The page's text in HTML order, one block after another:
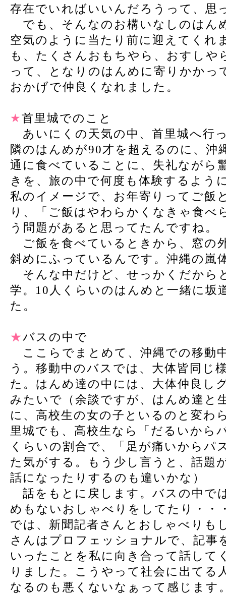
存在でいればいいんだろうって、思
でも、そんなのお構いなしのはん
空気のように当たり前に迎えてくれ
も、たくさんおもちやら、おすしや
って、となりのはんめに寄りかかっ
おかげで仲良くなれました。
★首里城でのこと
あいにくの天気の中、首里城へ行
隣のはんめが90才を超えるのに、沖
通に食べていることに、失礼ながら
きを、旅の中で何度も体験するよう
私のイメージで、お年寄りってご飯
り、「ご飯はやわらかくなきゃ食べ
う問題があると思ってたんですね。
ご飯を食べているときから、窓の
斜めにふっているんです。沖縄の嵐
そんな中だけど、せっかくだから
学。10人くらいのはんめと一緒に坂
た。
★バスの中で
ここらでまとめて、沖縄での移動
う。移動中のバスでは、大体皆同じ
た。はんめ達の中には、大体仲良し
みたいで（余談ですが、はんめ達と
に、高校生の女の子といるのと変わ
里城でも、高校生なら「だるいから
くらいの割合で、「足が痛いからパ
た気がする。もう少し言うと、話題
話になったりするのも違いかな）
話をもとに戻します。バスの中で
めもないおしゃべりをしてたり・・
では、新聞記者さんとおしゃべりも
さんはプロフェッショナルで、記事
いったことを私に向き合って話して
りました。こうやって社会に出てる
なるのも悪くないなぁって感じます